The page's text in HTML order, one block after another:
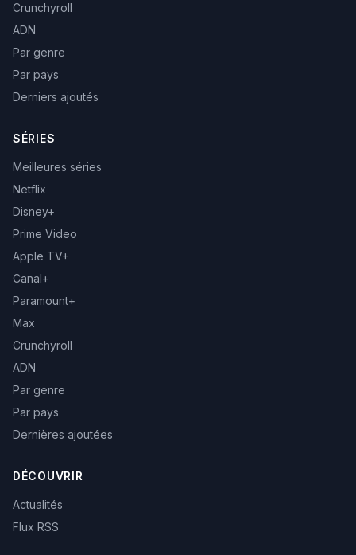
Crunchyroll
ADN
Par genre
Par pays
Derniers ajoutés
SÉRIES
Meilleures séries
Netflix
Disney+
Prime Video
Apple TV+
Canal+
Paramount+
Max
Crunchyroll
ADN
Par genre
Par pays
Dernières ajoutées
DÉCOUVRIR
Actualités
Flux RSS